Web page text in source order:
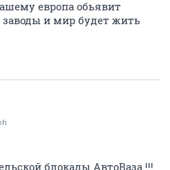
европа обьявит
заводы и мир будет жить
блокады АвтоВаза !!!